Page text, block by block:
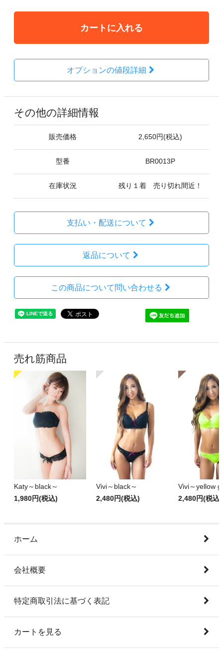
カートに入れる
オプションの値段詳細
その他の詳細情報
販売価格 2,650円(税込)
型番 BR0013P
在庫状況 残り１着 売り切れ間近！
支払い・配送について
返品について
この商品について問い合わせる
売れ筋商品
Katy～black～
1,980円(税込)
Vivi～black～
2,480円(税込)
Vivi～yellow
2,480円(税込)
ホーム
会社概要
特定商取引法に基づく表記
カートを見る